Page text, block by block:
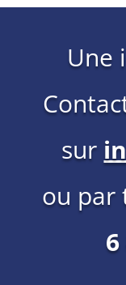
Une
sur
ou par
6